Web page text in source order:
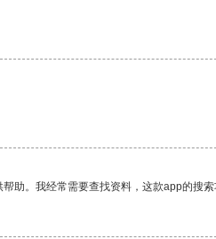
助。我经常需要查找资料，这款app的搜